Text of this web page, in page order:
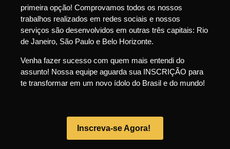
primeira opção! Comprovamos todos os nossos
trabalhos realizados em redes sociais e nossos
serviços são desenvolvidos em outras três capitais: Rio
de Janeiro, São Paulo e Belo Horizonte.
Venha fazer sucesso com quem mais entendi do
assunto! Nossa equipe aguarda sua INSCRIÇÃO para
te transformar em um novo ídolo do Brasil e do mundo!
Inscreva-se Agora!